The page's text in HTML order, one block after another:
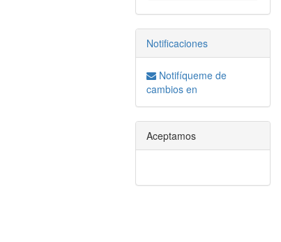
Notificaciones
Notifíqueme de
cambios en
Aceptamos